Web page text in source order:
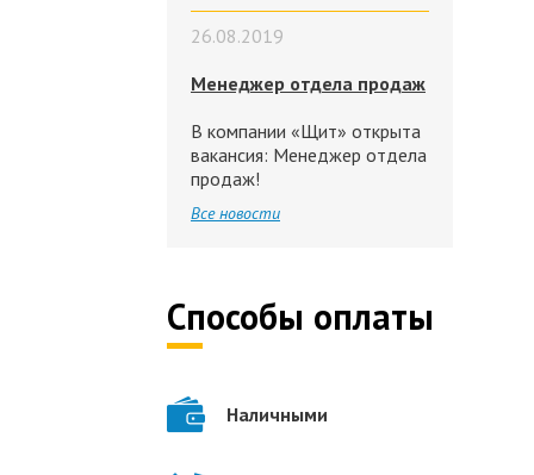
26.08.2019
Менеджер отдела продаж
В компании «Щит» открыта
вакансия: Менеджер отдела
продаж!
Все новости
Способы оплаты
Наличными